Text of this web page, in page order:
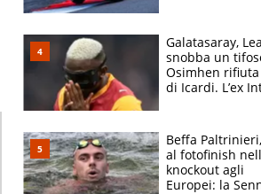
Galatasaray,
snobba un
Osimhen
di Icardi. L’ex
Beffa
al fotofinish
knockout agli
Europei: la